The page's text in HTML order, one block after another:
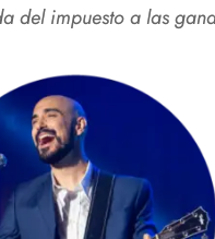
del impuesto a las